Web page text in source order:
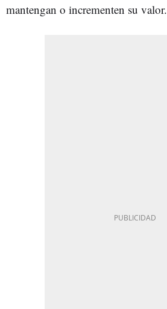
mantengan o incrementen su valor.